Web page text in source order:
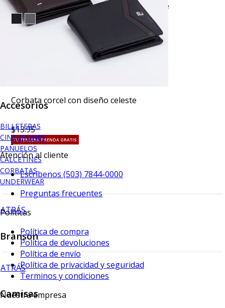
Accesorios
BILLETERAS
CINTURONES
PAÑUELOS
CALCETINES
CORBATAS
UNDERWEAR
ATRÁS
Branson
ATRÁS
Camisas
Pantalón de vestir fit skinny negro savane
TU TERCERA PRENDA GRATIS
Corbata corcel con diseño celeste
$13.95
TU TERCERA PRENDA GRATIS
Atención al cliente
Escríbenos (503) 7844-0000
Preguntas frecuentes
Políticas
Política de compra
Política de devoluciones
Política de envío
Política de privacidad y seguridad
Terminos y condiciones
Nuestra empresa